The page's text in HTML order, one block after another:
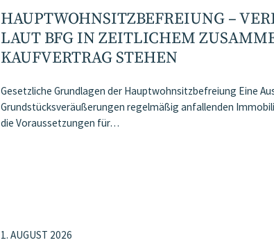
HAUPTWOHNSITZ​­BEFREIUNG –
LAUT BFG IN ZEITLICHEM
KAUFVERTRAG STEHEN
Gesetzliche Grundlagen der Hauptwohnsitzbefreiung Eine
Grundstücksveräußerungen regelmäßig anfallenden
die Voraussetzungen für…
1. AUGUST 2026